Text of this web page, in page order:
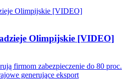
Olimpijskie [VIDEO]